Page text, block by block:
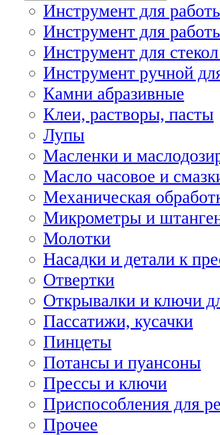
Инструмент для
Инструмент для
Инструмент для
Инструмент ручной
Камни абразивные
Клеи, растворы, пасты
Лупы
Масленки и
Масло часовое и
Механическая
Микрометры и
Молотки
Насадки и детали к
Отвертки
Открывалки и ключи
Пассатижи, кусачки
Пинцеты
Потансы и пуансоны
Прессы и ключи
Приспособления для
Прочее